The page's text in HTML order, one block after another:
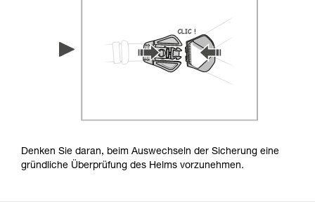
Denken Sie daran, beim Auswechseln der Sicherung eine
gründliche Überprüfung des Helms vorzunehmen.